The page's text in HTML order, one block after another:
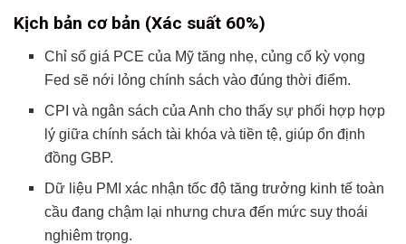
Kịch bản cơ bản (Xác suất 60%)
Chỉ số giá PCE của Mỹ tăng nhẹ, củng cố kỳ vọng
Fed sẽ nới lỏng chính sách vào đúng thời điểm.
CPI và ngân sách của Anh cho thấy sự phối hợp hợp
lý giữa chính sách tài khóa và tiền tệ, giúp ổn định
đồng GBP.
Dữ liệu PMI xác nhận tốc độ tăng trưởng kinh tế toàn
cầu đang chậm lại nhưng chưa đến mức suy thoái
nghiêm trọng.